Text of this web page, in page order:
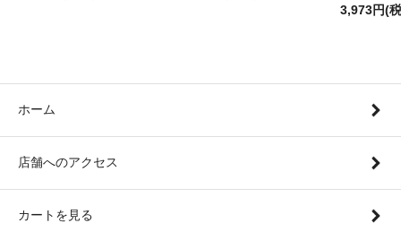
3,973円(
ホーム
店舗へのアクセス
カートを見る